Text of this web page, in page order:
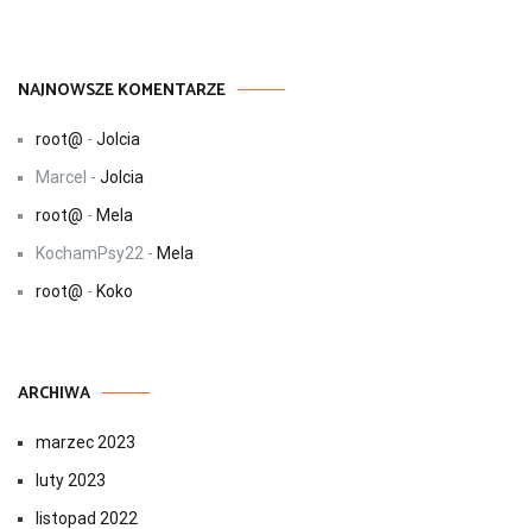
NAJNOWSZE KOMENTARZE
root@ - Jolcia
Marcel - Jolcia
root@ - Mela
KochamPsy22 - Mela
root@ - Koko
ARCHIWA
marzec 2023
luty 2023
listopad 2022